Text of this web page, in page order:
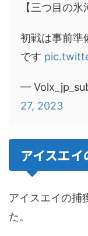
【三つ目の氷
初戦は事前準
です
—
27, 2023
アイスエ
アイスエイの捕
た。